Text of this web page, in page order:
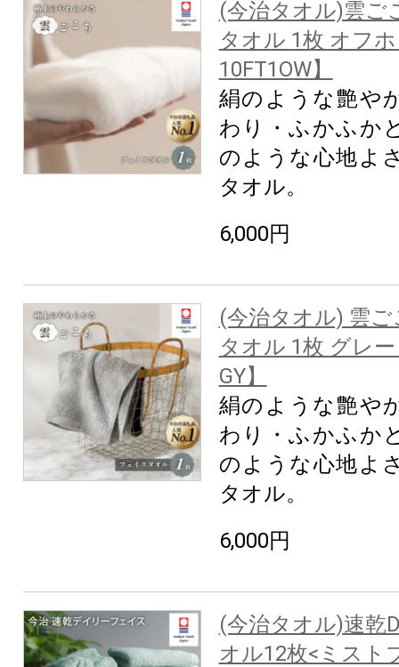
(今治タオル)雲ご
タオル 1枚 オフ
10FT1OW】
絹のような艶や
わり・ふかふか
のような心地よ
タオル。
6,000円
(今治タオル) 雲
タオル 1枚 グレ
GY】
絹のような艶や
わり・ふかふか
のような心地よ
タオル。
6,000円
(今治タオル)速乾
オル12枚<ミスト